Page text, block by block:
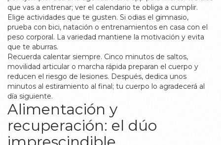
que vas a entrenar; ver el calendario te obliga a cumplir.
Elige actividades que te gusten. Si odias el gimnasio,
prueba con bici, natación o entrenamientos en casa con el
peso corporal. La variedad mantiene la motivación y evita
que te aburras.
Recuerda calentar siempre. Cinco minutos de saltos,
movilidad articular o marcha rápida preparan el cuerpo y
reducen el riesgo de lesiones. Después, dedica unos
minutos al estiramiento al final; tu cuerpo lo agradecerá al
día siguiente.
Alimentación y
recuperación: el dúo